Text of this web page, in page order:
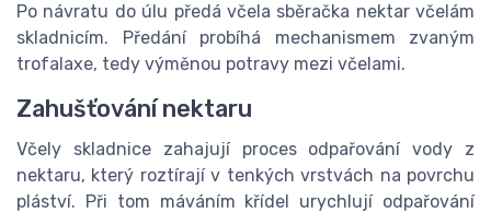
Po návratu do úlu předá včela sběračka nektar včelám
skladnicím. Předání probíhá mechanismem zvaným
trofalaxe, tedy výměnou potravy mezi včelami.
Zahušťování nektaru
Včely skladnice zahajují proces odpařování vody z
nektaru, který roztírají v tenkých vrstvách na povrchu
pláství. Při tom máváním křídel urychlují odpařování